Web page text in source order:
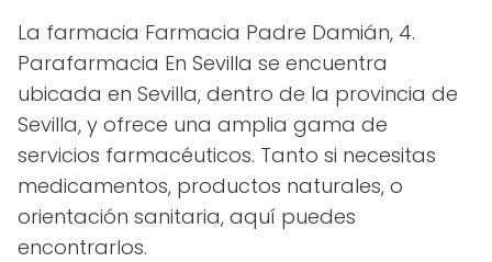
La farmacia Farmacia Padre Damián, 4.
Parafarmacia En Sevilla se encuentra
ubicada en Sevilla, dentro de la provincia de
Sevilla, y ofrece una amplia gama de
servicios farmacéuticos. Tanto si necesitas
medicamentos, productos naturales, o
orientación sanitaria, aquí puedes
encontrarlos.